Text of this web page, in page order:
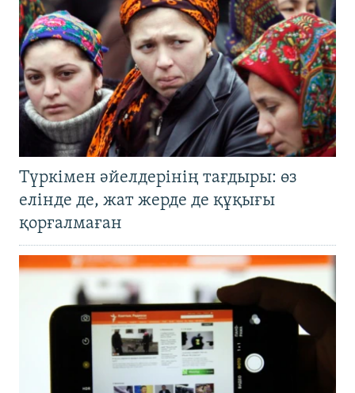
Түркімен әйелдерінің тағдыры: өз
елінде де, жат жерде де құқығы
қорғалмаған